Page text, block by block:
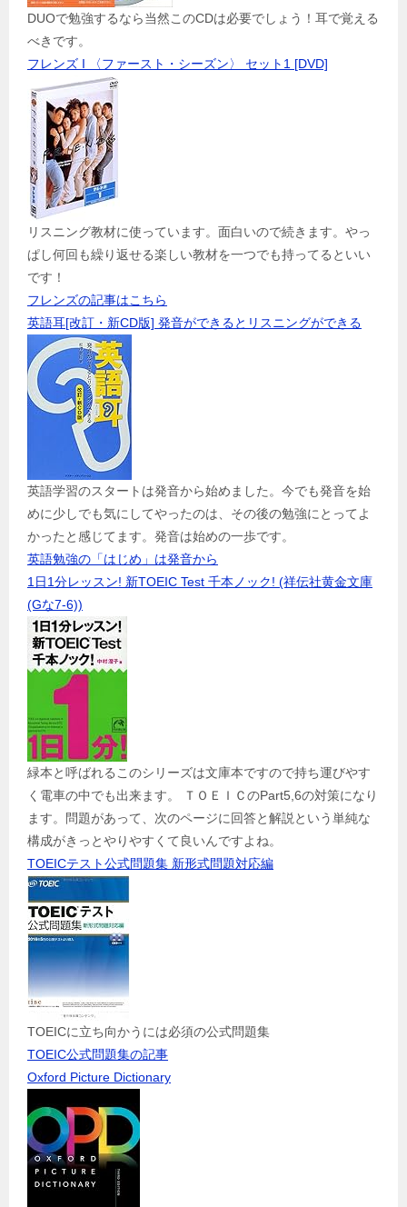
DUOで勉強するなら当然このCDは必要でしょう！耳で覚える
べきです。
フレンズ I 〈ファースト・シーズン〉 セット1 [DVD]
リスニング教材に使っています。面白いので続きます。やっ
ぱし何回も繰り返せる楽しい教材を一つでも持ってるといい
です！
フレンズの記事はこちら
英語耳[改訂・新CD版] 発音ができるとリスニングができる
英語学習のスタートは発音から始めました。今でも発音を始
めに少しでも気にしてやったのは、その後の勉強にとってよ
かったと感じてます。発音は始めの一歩です。
英語勉強の「はじめ」は発音から
1日1分レッスン! 新TOEIC Test 千本ノック! (祥伝社黄金文庫
(Gな7-6))
緑本と呼ばれるこのシリーズは文庫本ですので持ち運びやす
く電車の中でも出来ます。 ＴＯＥＩＣのPart5,6の対策になり
ます。問題があって、次のページに回答と解説という単純な
構成がきっとやりやすくて良いんですよね。
TOEICテスト公式問題集 新形式問題対応編
TOEICに立ち向かうには必須の公式問題集
TOEIC公式問題集の記事
Oxford Picture Dictionary